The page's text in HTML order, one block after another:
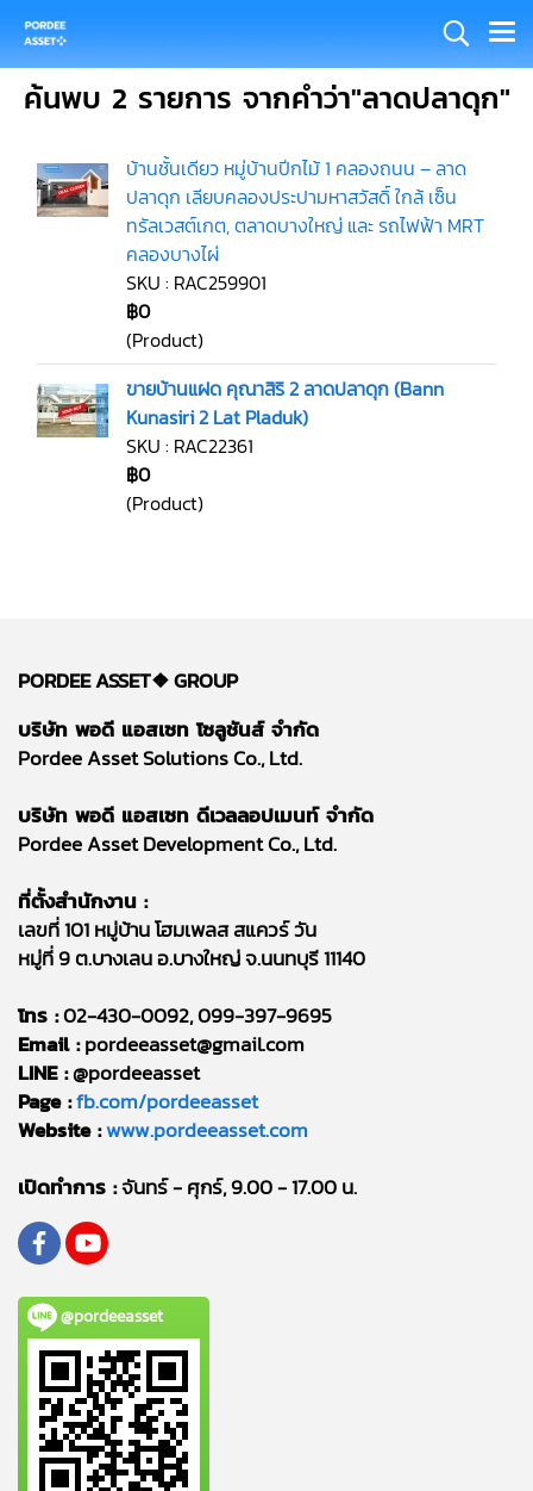
ค้นพบ 2 รายการ จากคำว่า"ลาดปลาดุก"
บ้านชั้นเดียว หมู่บ้านปีกไม้ 1 คลองถนน – ลาด
ปลาดุก เลียบคลองประปามหาสวัสดิ์ ใกล้ เซ็น
ทรัลเวสต์เกต, ตลาดบางใหญ่ และ รถไฟฟ้า MRT
คลองบางไผ่
SKU : RAC259901
฿0
(Product)
ขายบ้านแฝด คุณาสิริ 2 ลาดปลาดุก (Bann
Kunasiri 2 Lat Pladuk)
SKU : RAC22361
฿0
(Product)
PORDEE ASSET❖GROUP
บริษัท พอดี แอสเซท โซลูชันส์ จำกัด
Pordee Asset Solutions Co., Ltd.
บริษัท พอดี แอสเซท ดีเวลลอปเมนท์ จำกัด
Pordee Asset Development Co., Ltd.
ที่ตั้งสำนักงาน :
เลขที่ 101 หมู่บ้าน โฮมเพลส สแควร์ วัน
หมู่ที่ 9 ต.บางเลน อ.บางใหญ่ จ.นนทบุรี 11140
โทร :02-430-0092, 099-397-9695
Email :pordeeasset@gmail.com
LINE :@pordeeasset
Page :fb.com/pordeeasset
Website :www.pordeeasset.com
เปิดทำการ :จันทร์ - ศุกร์, 9.00 - 17.00 น.
@pordeeasset